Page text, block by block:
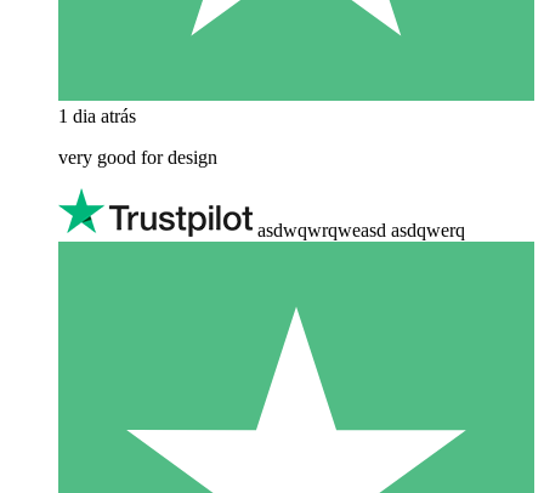
1 dia atrás
very good for design
asdwqwrqweasd asdqwerq